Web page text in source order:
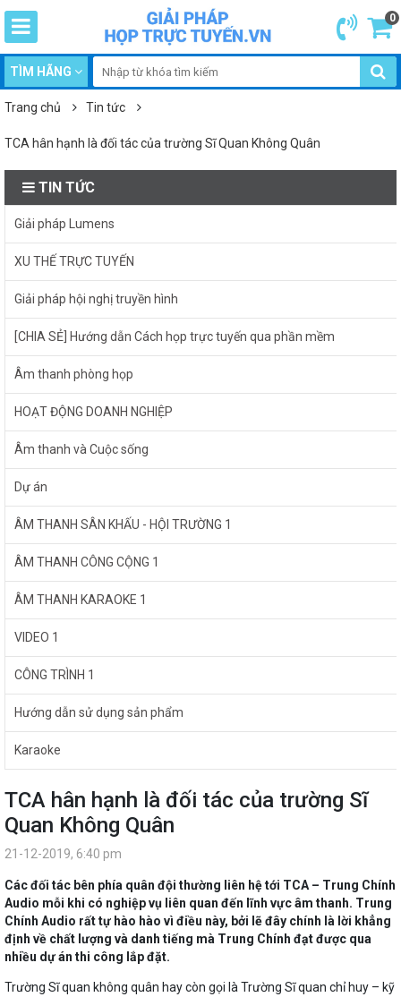
0
TÌM HÃNG
Trang chủ Tin tức
TCA hân hạnh là đối tác của trường Sĩ Quan Không Quân
TIN TỨC
Giải pháp Lumens
XU THẾ TRỰC TUYẾN
Giải pháp hội nghị truyền hình
[CHIA SẺ] Hướng dẫn Cách họp trực tuyến qua phần mềm
Âm thanh phòng họp
HOẠT ĐỘNG DOANH NGHIỆP
Âm thanh và Cuộc sống
Dự án
ÂM THANH SÂN KHẤU - HỘI TRƯỜNG 1
ÂM THANH CÔNG CỘNG 1
ÂM THANH KARAOKE 1
VIDEO 1
CÔNG TRÌNH 1
Hướng dẫn sử dụng sản phẩm
Karaoke
TCA hân hạnh là đối tác của trường Sĩ
Quan Không Quân
21-12-2019, 6:40 pm
Các đối tác bên phía quân đội thường liên hệ tới TCA – Trung Chính
Audio mỗi khi có nghiệp vụ liên quan đến lĩnh vực âm thanh. Trung
Chính Audio rất tự hào hào vì điều này, bởi lẽ đây chính là lời khẳng
định về chất lượng và danh tiếng mà Trung Chính đạt được qua
nhiều dự án thi công lắp đặt.
Trường Sĩ quan không quân hay còn gọi là Trường Sĩ quan chỉ huy – kỹ